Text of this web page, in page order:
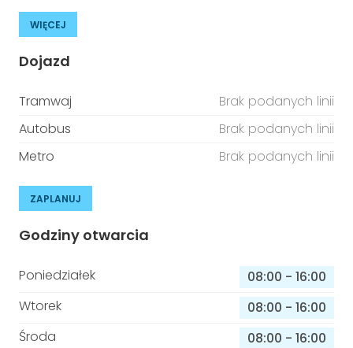
WIĘCEJ
Dojazd
Tramwaj
Brak podanych linii
Autobus
Brak podanych linii
Metro
Brak podanych linii
ZAPLANUJ
Godziny otwarcia
Poniedziałek 08:00 - 16:00
Wtorek
08:00 - 16:00
Środa
08:00 - 16:00